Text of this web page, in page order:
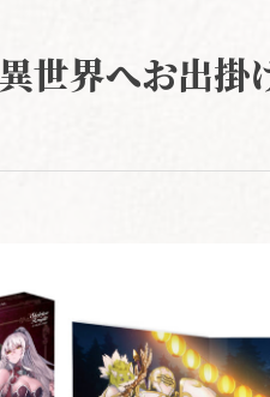
異世界へお出